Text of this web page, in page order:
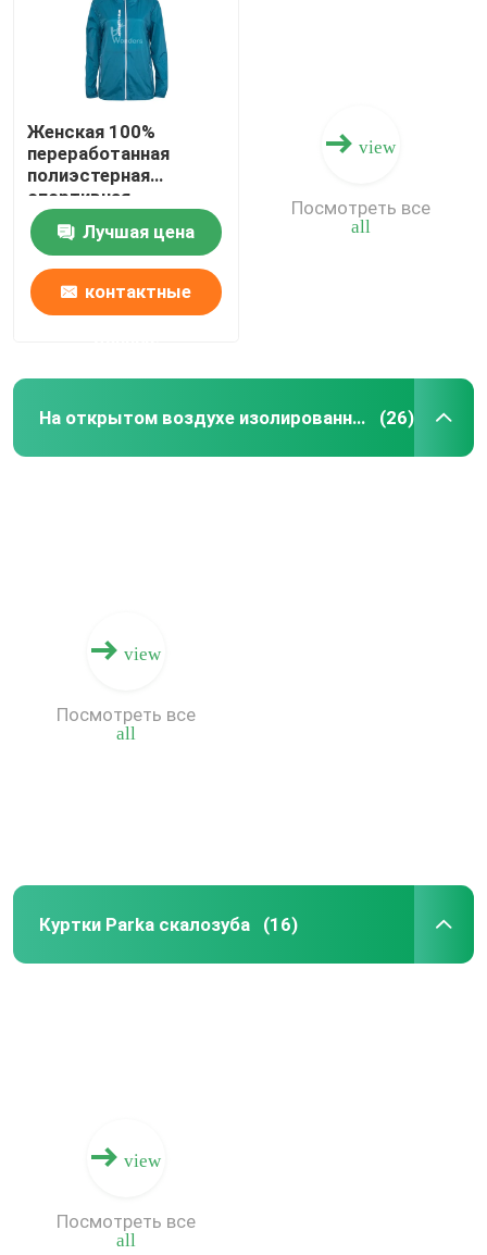
Свяжитесь мы
Спорт идут дождь куртки
Спорт вниз с курток
Женская 100%
переработанная
полиэстерная
спортивная
дождевая куртка
Лучшая цена
контактные
view
all
Посмотреть все
На открытом воздухе изолированные куртки (26)
view
all
Посмотреть все
Куртки Parka скалозуба (16)
view
all
Посмотреть все